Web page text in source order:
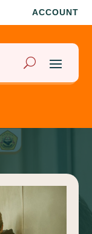
ACCOUNT